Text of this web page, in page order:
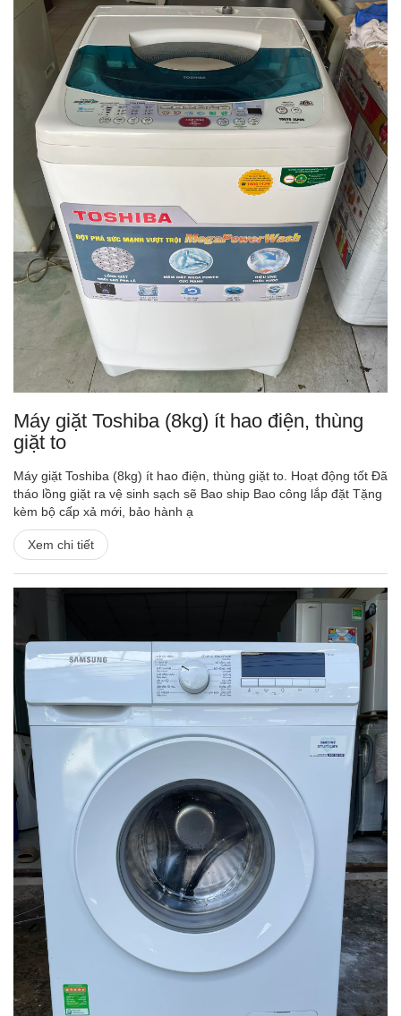
Máy giặt Toshiba (8kg) ít hao điện, thùng
giặt to
Máy giặt Toshiba (8kg) ít hao điện, thùng giặt to. Hoạt động tốt Đã
tháo lồng giặt ra vệ sinh sạch sẽ Bao ship Bao công lắp đặt Tặng
kèm bộ cấp xả mới, bảo hành ạ
Xem chi tiết